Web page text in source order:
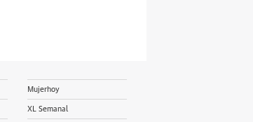
Mujerhoy
XL Semanal